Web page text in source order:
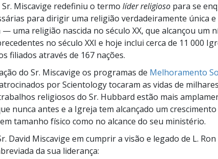
Miscavige redefiniu o termo líder religioso para se
para dirigir uma religião verdadeiramente única e
uma religião nascida no século XX, que alcançou um
no século XXI e hoje inclui cerca de 11 000
filiados através de 167 nações.
do Sr. Miscavige os programas de Melhoramento
por Scientology tocaram as vidas de
religiosos do Sr. Hubbard estão mais
nunca antes e a Igreja tem alcançado um crescimento
tamanho físico como no alcance do seu ministério.
David Miscavige em cumprir a visão e legado de L.
da sua liderança: